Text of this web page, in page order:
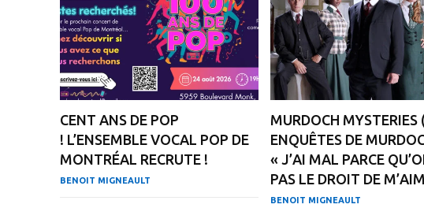
CENT ANS DE POP
! L’ENSEMBLE VOCAL POP DE
MONTRÉAL RECRUTE !
BENOIT MIGNEAULT
MURDOCH MYSTERIES
ENQUÊTES DE
« J’AI MAL PARCE
PAS LE DROIT DE
BENOIT MIGNEAULT